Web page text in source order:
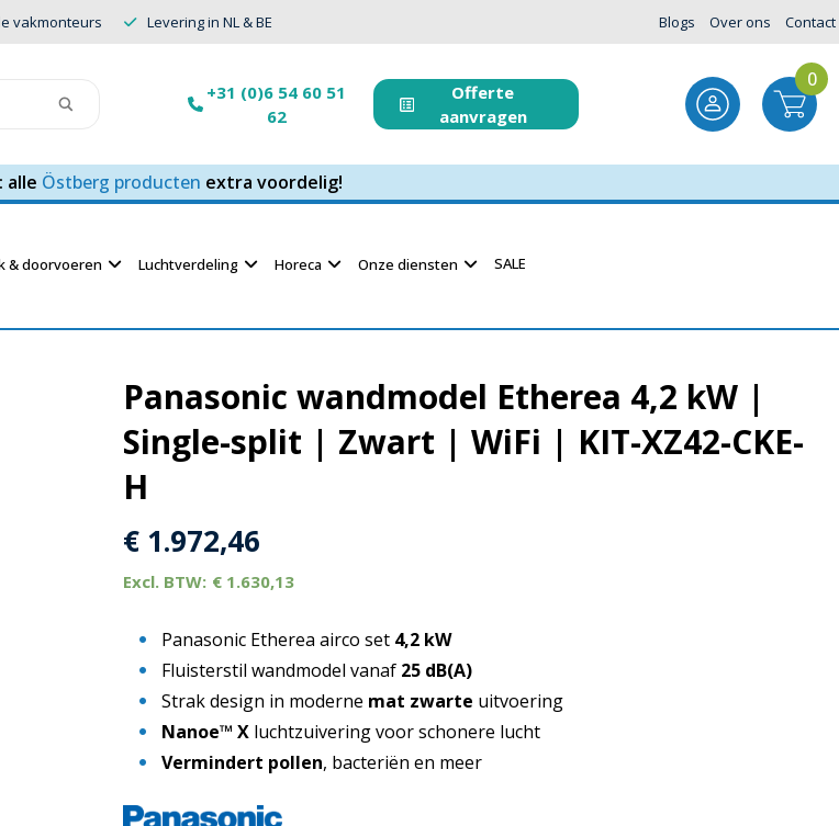
vakmonteurs Levering in NL & BE Blogs Over ons Contact
+31 (0)6 54 60 51
62
Offerte
aanvragen
0
alle Östberg producten extra voordelig!
& doorvoeren Luchtverdeling Horeca Onze diensten SALE
Panasonic wandmodel Etherea 4,2 kW |
Single-split | Zwart | WiFi | KIT-XZ42-CKE-
H
€ 1.972,46
€ 1.630,13
Panasonic Etherea airco set 4,2 kW
Fluisterstil wandmodel vanaf 25 dB(A)
Strak design in moderne mat zwarte uitvoering
Nanoe™ X luchtzuivering voor schonere lucht
Vermindert pollen, bacteriën en meer